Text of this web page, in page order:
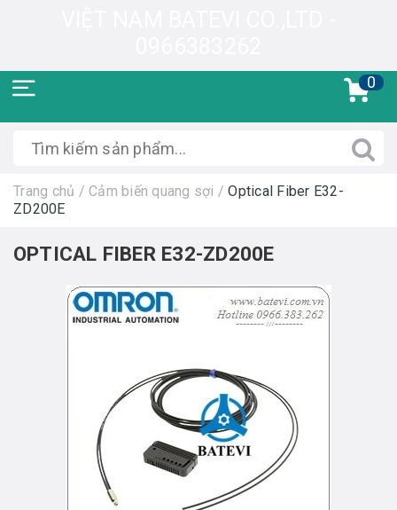
0
Trang chủ / Cảm biến quang sợi /Optical Fiber E32-
ZD200E
OPTICAL FIBER E32-ZD200E